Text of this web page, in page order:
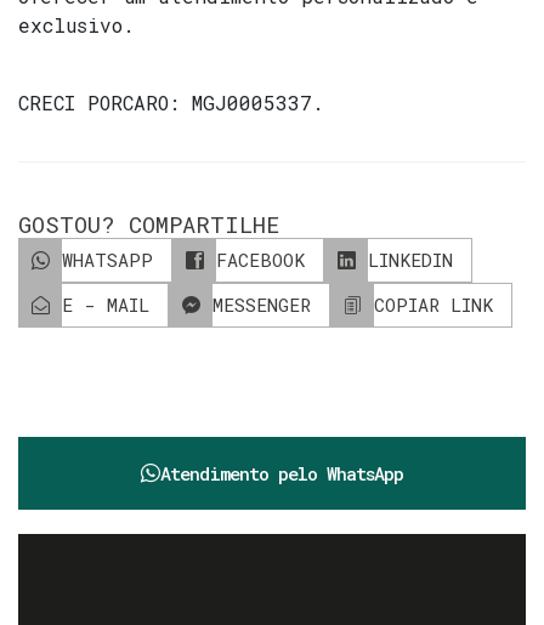
exclusivo.
CRECI PORCARO: MGJ0005337 .
GOSTOU? COMPARTILHE
WHATSAPP FACEBOOK
LINKEDIN
E - MAIL
MESSENGER COPIAR LINK
Atendimento pelo WhatsApp